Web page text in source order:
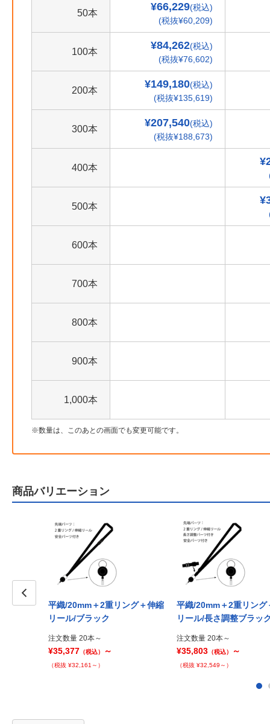
50本
¥66,229(税込)
(税抜¥60,209)
100本
¥84,262(税込)
(税抜¥76,602)
200本
¥149,180(税込)
(税抜¥135,619)
300本
¥207,540(税込)
(税抜¥188,673)
400本
500本
600本
700本
800本
900本
1,000本
数量は、このあとの画面でも変更可能です。
商品バリエーション
平織/20mm＋2重リング＋伸縮
リール/ブラック
注文数量 20本～
¥35,377 （税込） ～
（税抜 ¥32,161～）
平織/20mm＋2重リング
リール/長さ調整ブラッ
注文数量 20本～
¥35,803 （税込） ～
（税抜 ¥32,549～）